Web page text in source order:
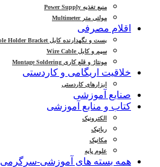
منبع تغذیه Power Supply
مولتی متر Multimeter
اقلام مصرفی
بست و نگهدارنده کابل Cable Holder Bracket
سیم و کابل Wire Cable
مونتاژ و قلع کاری Montage Soldering
خلاقیت اریگامی و کاردستی
ابزارهای کاردستی
صنایع آموزشی
کتاب و منابع آموزشی
الکترونیک
رباتیک
مکانیک
علوم پایه
همه بسته های آموزشی-سرگرمی